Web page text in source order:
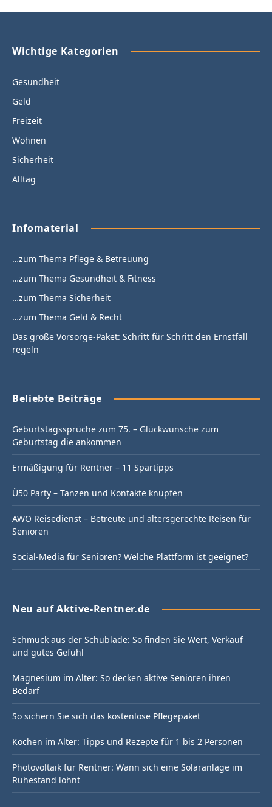
Wichtige Kategorien
Gesundheit
Geld
Freizeit
Wohnen
Sicherheit
Alltag
Infomaterial
…zum Thema Pflege & Betreuung
…zum Thema Gesundheit & Fitness
…zum Thema Sicherheit
…zum Thema Geld & Recht
Das große Vorsorge-Paket: Schritt für Schritt den Ernstfall
regeln
Beliebte Beiträge
Geburtstagssprüche zum 75. – Glückwünsche zum
Geburtstag die ankommen
Ermäßigung für Rentner – 11 Spartipps
Ü50 Party – Tanzen und Kontakte knüpfen
AWO Reisedienst – Betreute und altersgerechte Reisen für
Senioren
Social-Media für Senioren? Welche Plattform ist geeignet?
Neu auf Aktive-Rentner.de
Schmuck aus der Schublade: So finden Sie Wert, Verkauf
und gutes Gefühl
Magnesium im Alter: So decken aktive Senioren ihren
Bedarf
So sichern Sie sich das kostenlose Pflegepaket
Kochen im Alter: Tipps und Rezepte für 1 bis 2 Personen
Photovoltaik für Rentner: Wann sich eine Solaranlage im
Ruhestand lohnt